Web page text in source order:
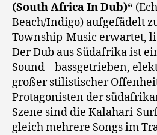
(South Africa In Dub)“
Beach/Indigo) aufgefädelt
Township-Music erwartet,
Der Dub aus Südafrika ist
Sound – bassgetrieben,
großer stilistischer
Protagonisten der
Szene sind die Kalahari-
gleich mehrere Songs im